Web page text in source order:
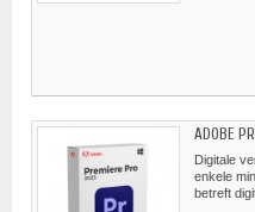
ADOBE
Digitale
enkele
betreft